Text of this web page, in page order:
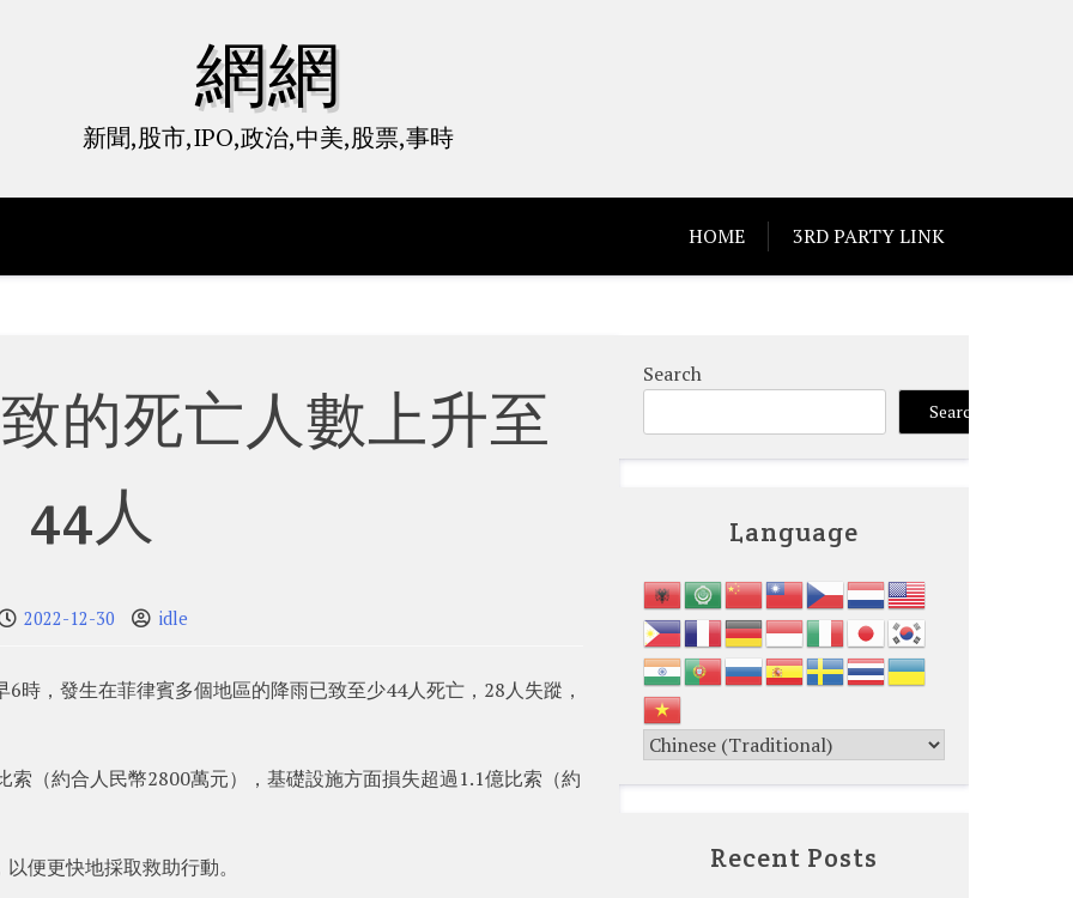
網網
新聞,股市,IPO,政治,中美,股票,事時
HOME 3RD PARTY LINK
的死亡人數上升至
44人
2022-12-30 idle
時，發生在菲律賓多個地區的降雨已致至少44人死亡，28人失蹤，
（約合人民幣2800萬元），基礎設施方面損失超過1.1億比索（約
便更快地採取救助行動。
Search
Search
Language
Recent Posts